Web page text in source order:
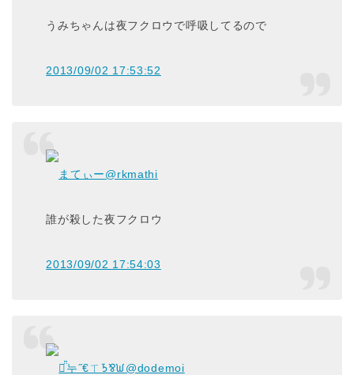
うみちゃんは夜フクロウで呼吸してるので
2013/09/02 17:53:52
まてぃー@rkmathi
誰が殺した夜フクロウ
2013/09/02 17:54:03
┣̈̎누˝€ㄒᘪ⅋ᙎ@dodemoi